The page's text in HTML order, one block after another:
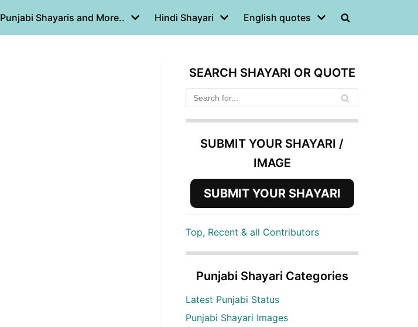
Punjabi Shayaris and More.. Hindi Shayari English quotes
SEARCH SHAYARI OR QUOTE
SUBMIT YOUR SHAYARI /
IMAGE
SUBMIT YOUR SHAYARI
Top, Recent & all Contributors
Punjabi Shayari Categories
Latest Punjabi Status
Punjabi Shayari Images